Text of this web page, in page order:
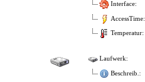
Interface:
AccessTime:
Temperatur:
Laufwerk:
Beschreib.: